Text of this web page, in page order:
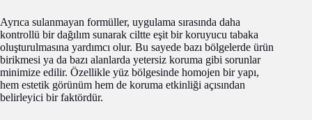
Ayrıca sulanmayan formüller, uygulama sırasında daha
kontrollü bir dağılım sunarak ciltte eşit bir koruyucu tabaka
oluşturulmasına yardımcı olur. Bu sayede bazı bölgelerde ürün
birikmesi ya da bazı alanlarda yetersiz koruma gibi sorunlar
minimize edilir. Özellikle yüz bölgesinde homojen bir yapı,
hem estetik görünüm hem de koruma etkinliği açısından
belirleyici bir faktördür.